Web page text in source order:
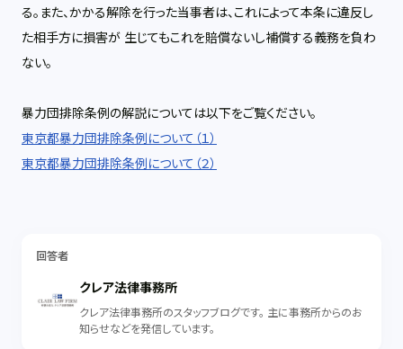
る。また、かかる解除を行った当事者は、これによって本条に違反し
た相手方に損害が 生じてもこれを賠償ないし補償する義務を負わ
ない。
暴力団排除条例の解説については以下をご覧ください。
東京都暴力団排除条例について（１）
東京都暴力団排除条例について（２）
回答者
クレア法律事務所
クレア法律事務所のスタッフブログです。 主に事務所からのお
知らせなどを発信しています。